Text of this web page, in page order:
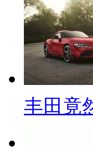
丰田竟